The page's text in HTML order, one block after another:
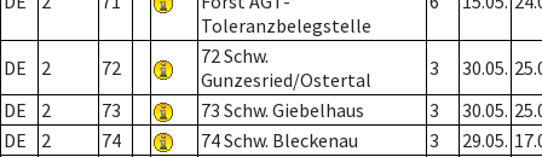
Toleranzbelegstelle
DE 2 72
72 Schw.
Gunzesried/Ostertal
3 30.05.
DE
2 73 73 Schw. Giebelhaus 3 30.05.
DE
2 74 74 Schw. Bleckenau 3 29.05.